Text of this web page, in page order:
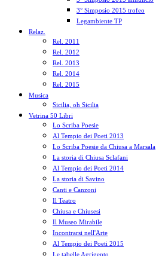
3° Simposio 2015 trofeo
Legambiente TP
Relaz.
Rel. 2011
Rel. 2012
Rel. 2013
Rel. 2014
Rel. 2015
Musica
Sicilia, oh Sicilia
Vetrina 50 Libri
Lo Scriba Poesie
Al Tempio dei Poeti 2013
Lo Scriba Poesie da Chiusa a Marsala
La storia di Chiusa Sclafani
Al Tempio dei Poeti 2014
La storia di Savino
Canti e Canzoni
Il Teatro
Chiusa e Chiusesi
Il Museo Mirabile
Incontrarsi nell'Arte
Al Tempio dei Poeti 2015
Le tabelle Agrigento